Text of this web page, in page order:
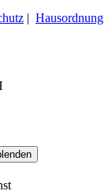
| Hausordnung